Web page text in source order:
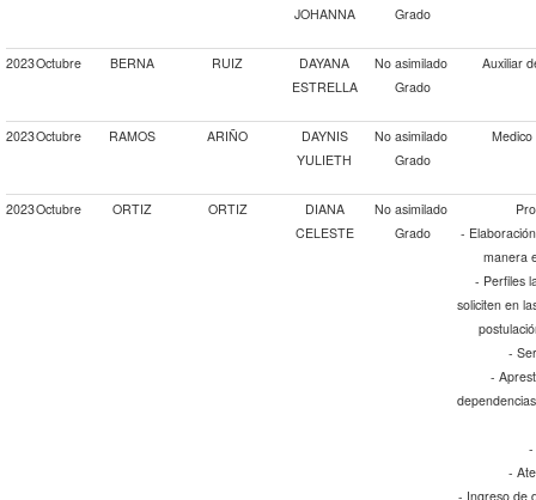
JOHANNA
Grado
2023Octubre BERNA RUIZ
DAYANA
ESTRELLA
No asimilado
Grado
Auxiliar
2023Octubre RAMOS ARIÑO
DAYNIS
YULIETH
No asimilado
Grado
Medico
2023Octubre ORTIZ ORTIZ
DIANA
CELESTE
No asimilado
Grado
-
manera
- Perfiles
soliciten en
-
-
-
-
- Ingreso de